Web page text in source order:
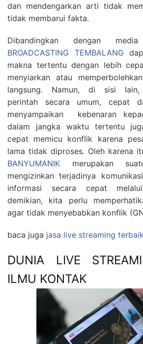
dan mendengarkan arti tidak
tidak membarui fakta.
Dibandingkan dengan
BROADCASTING TEMBALANG
makna tertentu dengan lebih
menyiarkan atau
langsung. Namun, di sisi lain,
perintah secara umum, cepat
menyampaikan kebenaran
dalam jangka waktu tertentu
cepat memicu konflik karena
lama tidak diproses. Oleh karena
BANYUMANIK merupakan
mengizinkan terjadinya
informasi secara cepat
demikian, kita perlu
agar tidak menyebabkan konflik
baca juga jasa live streaming
DUNIA LIVE
ILMU KONTAK